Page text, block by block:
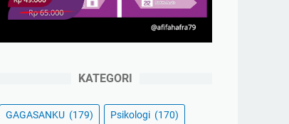
KATEGORI
GAGASANKU (179) Psikologi (170)